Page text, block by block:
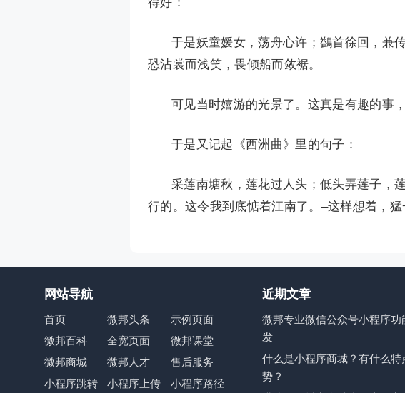
于是妖童媛女，荡舟心许；鷁首徐回，兼
恐沾裳而浅笑，畏倾船而敛裾。
可见当时嬉游的光景了。这真是有趣的事
于是又记起《西洲曲》里的句子：
采莲南塘秋，莲花过人头；低头弄莲子，
行的。这令我到底惦着江南了。–这样想着，
网站导航
首页 微邦头条
示例页面
微邦百科
全宽页面
微邦课堂
微邦商城
微邦人才
售后服务
小程序跳转
小程序上传 小程序路径
近期文章
微邦专业微信公众号小程序功
发
什么是小程序商城？有什么特
势？